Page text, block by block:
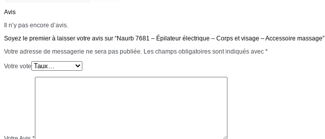
Avis
Il n’y pas encore d’avis.
Soyez le premier à laisser votre avis sur “Naurb 7681 – Épilateur électrique – Corps et visage – Accessoire massage”
Votre adresse de messagerie ne sera pas publiée. Les champs obligatoires sont indiqués avec *
Votre vote